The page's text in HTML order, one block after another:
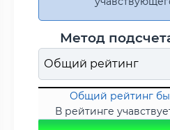
Метод
Общий рейтинг
В рейтинге